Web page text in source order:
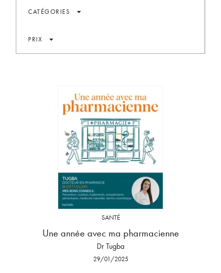
CATÉGORIES arrow_drop_down
PRIX arrow_drop_down
SANTÉ
Une année avec ma pharmacienne
Dr Tugba
29/01/2025